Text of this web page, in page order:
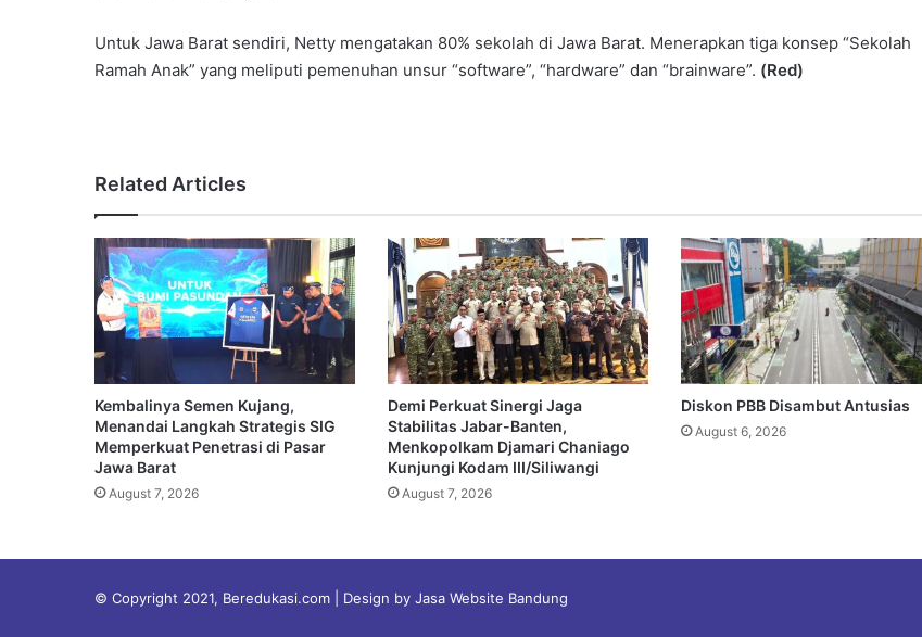
Untuk Jawa Barat sendiri, Netty mengatakan 80% sekolah di Jawa Barat. Menerapkan tiga konsep “Sekolah
Ramah Anak” yang meliputi pemenuhan unsur “software”, “hardware” dan “brainware”. (Red)
Related Articles
Kembalinya Semen Kujang,
Menandai Langkah Strategis SIG
Memperkuat Penetrasi di Pasar
Jawa Barat
August 7, 2026
Demi Perkuat Sinergi Jaga
Stabilitas Jabar-Banten,
Menkopolkam Djamari Chaniago
Kunjungi Kodam III/Siliwangi
August 7, 2026
Diskon PBB Disambut Antusias
August 6, 2026
© Copyright 2021, Beredukasi.com | Design by Jasa Website Bandung